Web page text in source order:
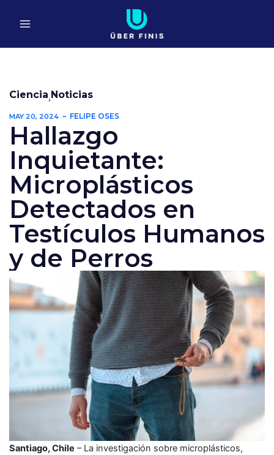
Ciencia,Noticias
MAY 20, 2024 FELIPE OSES
Hallazgo
Inquietante:
Microplásticos
Detectados en
Testículos Humanos
y de Perros
Santiago, Chile – La investigación sobre microplásticos,